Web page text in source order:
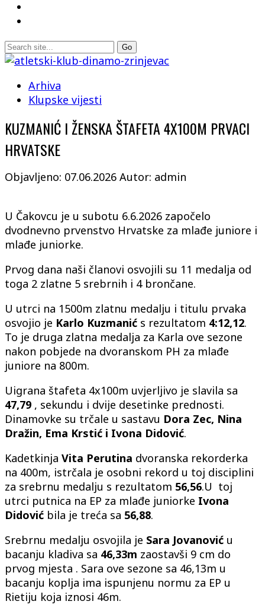
Arhiva
Klupske vijesti
KUZMANIĆ I ŽENSKA ŠTAFETA 4X100M PRVACI
HRVATSKE
Objavljeno: 07.06.2026 Autor: admin
U Čakovcu je u subotu 6.6.2026 započelo
dvodnevno prvenstvo Hrvatske za mlađe juniore i
mlađe juniorke.
Prvog dana naši članovi osvojili su 11 medalja od
toga 2 zlatne 5 srebrnih i 4 brončane.
U utrci na 1500m zlatnu medalju i titulu prvaka
osvojio je Karlo Kuzmanić s rezultatom 4:12,12.
To je druga zlatna medalja za Karla ove sezone
nakon pobjede na dvoranskom PH za mlađe
juniore na 800m.
Uigrana štafeta 4x100m uvjerljivo je slavila sa
47,79 , sekundu i dvije desetinke prednosti.
Dinamovke su trčale u sastavu Dora Zec, Nina
Dražin, Ema Krstić i Ivona Didović.
Kadetkinja Vita Perutina dvoranska rekorderka
na 400m, istrčala je osobni rekord u toj disciplini
za srebrnu medalju s rezultatom 56,56.U toj
utrci putnica na EP za mlađe juniorke Ivona
Didović bila je treća sa 56,88.
Srebrnu medalju osvojila je Sara Jovanović u
bacanju kladiva sa 46,33m zaostavši 9 cm do
prvog mjesta . Sara ove sezone sa 46,13m u
bacanju koplja ima ispunjenu normu za EP u
Rietiju koja iznosi 46m.